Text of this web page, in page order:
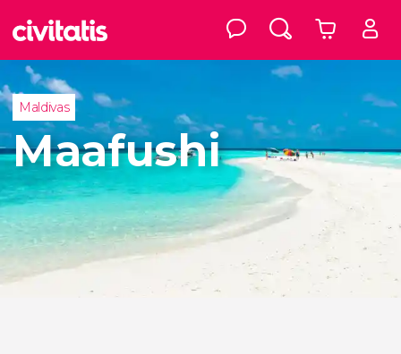
Maldivas
Maafushi